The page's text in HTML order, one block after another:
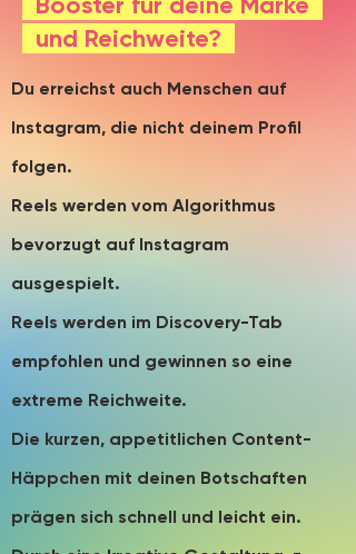
und Reichweite?
Du erreichst auch Menschen auf
Instagram, die nicht deinem Profil
folgen.
Reels werden vom Algorithmus
bevorzugt auf Instagram
ausgespielt.
Reels werden im Discovery-Tab
empfohlen und gewinnen so eine
extreme Reichweite.
Die kurzen, appetitlichen Content-
Häppchen mit deinen Botschaften
prägen sich schnell und leicht ein.